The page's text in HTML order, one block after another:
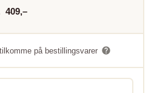
409,–
på bestillingsvarer